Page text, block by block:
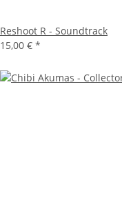
Reshoot R - Soundtrack
15,00 € *